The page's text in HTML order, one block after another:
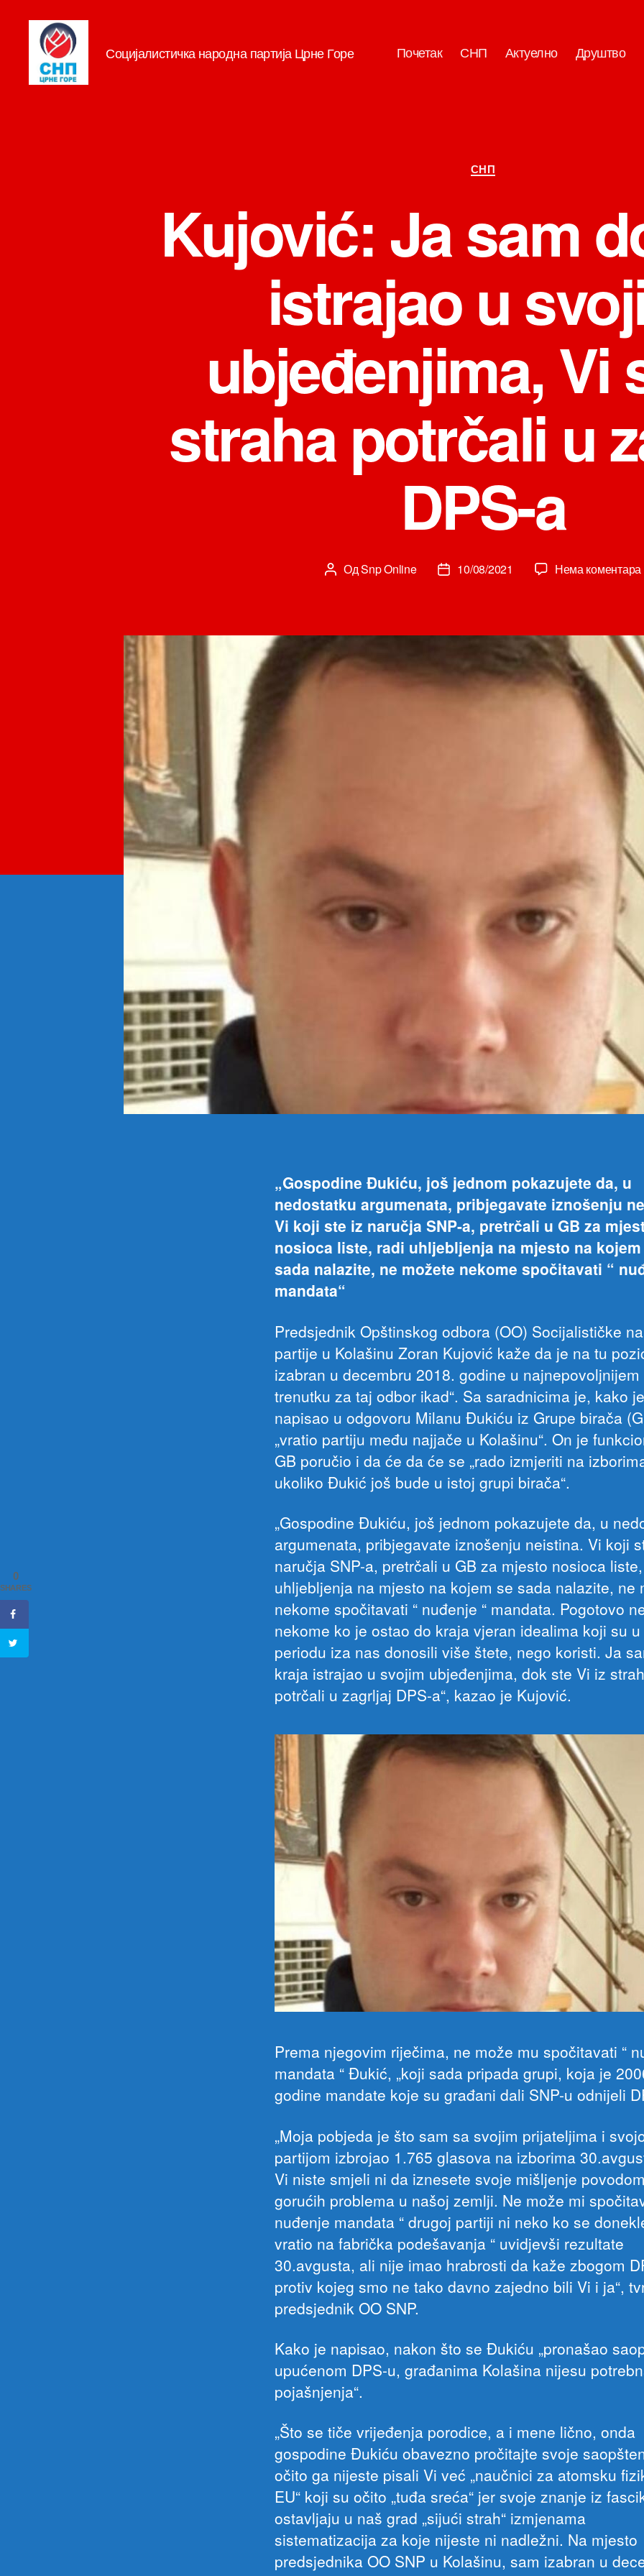
Социјалистичка народна партија Црне Горе Почетак СНП Актуелно Друштво
Категорије
СНП
Kujović: Ja sam
istrajao u
ubjeđenjima, Vi
straha potrčali u
DPS-a
Аутор
ОдSnp Online
Датум
10/08/2021 Нема коментара
„Gospodine Đukiću, još jednom pokazujete da, u
nedostatku argumenata, pribjegavate iznošenju
Vi koji ste iz naručja SNP-a, pretrčali u GB za
nosioca liste, radi uhljebljenja na mjesto na kojem
sada nalazite, ne možete nekome spočitavati “
mandata“
Predsjednik Opštinskog odbora (OO) Socijalističke
partije u Kolašinu Zoran Kujović kaže da je na tu
izabran u decembru 2018. godine u najnepovoljnijem
trenutku za taj odbor ikad“. Sa saradnicima je, kako je
napisao u odgovoru Milanu Đukiću iz Grupe birača
„vratio partiju među najjače u Kolašinu“. On je
GB poručio i da će da će se „rado izmjeriti na
ukoliko Đukić još bude u istoj grupi birača“.
„Gospodine Đukiću, još jednom pokazujete da, u
argumenata, pribjegavate iznošenju neistina. Vi koji
naručja SNP-a, pretrčali u GB za mjesto nosioca
uhljebljenja na mjesto na kojem se sada nalazite, ne
nekome spočitavati “ nuđenje “ mandata. Pogotovo
nekome ko je ostao do kraja vjeran idealima koji su u
periodu iza nas donosili više štete, nego koristi. Ja
kraja istrajao u svojim ubjeđenjima, dok ste Vi iz
potrčali u zagrljaj DPS-a“, kazao je Kujović.
Prema njegovim riječima, ne može mu spočitavati “
mandata “ Đukić, „koji sada pripada grupi, koja je
godine mandate koje su građani dali SNP-u odnijeli
„Moja pobjeda je što sam sa svojim prijateljima i
partijom izbrojao 1.765 glasova na izborima
Vi niste smjeli ni da iznesete svoje mišljenje
gorućih problema u našoj zemlji. Ne može mi
nuđenje mandata “ drugoj partiji ni neko ko se
vratio na fabrička podešavanja “ uvidjevši rezultate
30.avgusta, ali nije imao hrabrosti da kaže zbogom
protiv kojeg smo ne tako davno zajedno bili Vi i ja“,
predsjednik OO SNP.
Kako je napisao, nakon što se Đukiću „pronašao
upućenom DPS-u, građanima Kolašina nijesu
pojašnjenja“.
„Što se tiče vrijeđenja porodice, a i mene lično, onda
gospodine Đukiću obavezno pročitajte svoje
očito ga nijeste pisali Vi već „naučnici za atomsku
EU“ koji su očito „tuđa sreća“ jer svoje znanje iz
ostavljaju u naš grad „sijući strah“ izmjenama
sistematizacija za koje nijeste ni nadležni. Na mjesto
predsjednika OO SNP u Kolašinu, sam izabran u
0
SHARES